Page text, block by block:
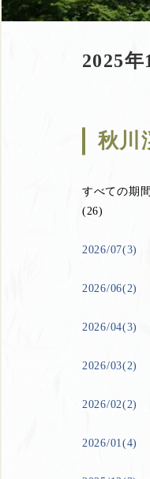
2025
秋川
すべての期間
(26)
2026/07(3)
2026/06(2)
2026/04(3)
2026/03(2)
2026/02(2)
2026/01(4)